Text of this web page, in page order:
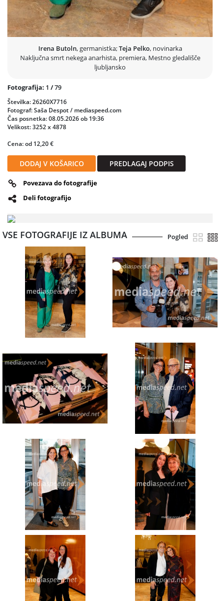
Irena Butoln, germanistka;Teja Pelko, novinarka
Naključna smrt nekega anarhista, premiera, Mestno gledališče
ljubljansko
Fotografija: 1 /79
Številka: 26260X7716
Fotograf: Saša Despot / mediaspeed.com
Čas posnetka: 08.05.2026 ob 19:36
Velikost: 3252 x 4878
Cena: od 12,20 €
DODAJ V KOŠARICO PREDLAGAJ PODPIS
Povezava do fotografije
Deli fotografijo
VSE FOTOGRAFIJE IZ ALBUMA Pogled